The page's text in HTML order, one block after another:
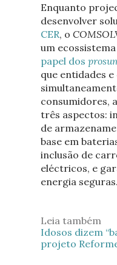
Enquanto
desenvolver
CER, o
um
papel dos
que entidades
consumidores,
três aspectos:
de
base em
inclusão de
eléctricos, e
energia seguras.
Leia também
Idosos dizem
projeto